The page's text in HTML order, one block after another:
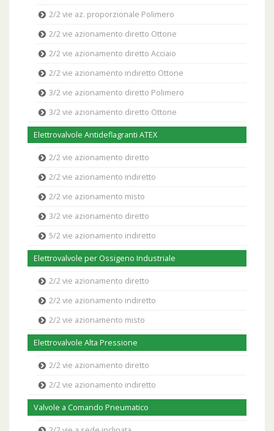
2/2 vie az. proporzionale Polimero
2/2 vie azionamento diretto Ottone
2/2 vie azionamento diretto Acciaio
2/2 vie azionamento indiretto Ottone
3/2 vie azionamento diretto Polimero
3/2 vie azionamento diretto Ottone
Elettrovalvole Antideflagranti ATEX
2/2 vie azionamento diretto
2/2 vie azionamento indiretto
2/2 vie azionamento misto
3/2 vie azionamento diretto
5/2 vie azionamento indiretto
Elettrovalvole per Ossigeno Industriale
2/2 vie azionamento diretto
2/2 vie azionamento indiretto
2/2 vie azionamento misto
Elettrovalvole Alta Pressione
2/2 vie azionamento diretto
2/2 vie azionamento indiretto
Valvole a Comando Pneumatico